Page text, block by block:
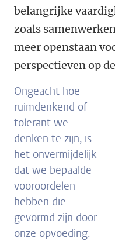
belangrijke
zoals
meer openstaan
perspectieven op
Ongeacht hoe
ruimdenkend of
tolerant we
denken te zijn, is
het onvermijdelijk
dat we bepaalde
vooroordelen
hebben die
gevormd zijn door
onze opvoeding.